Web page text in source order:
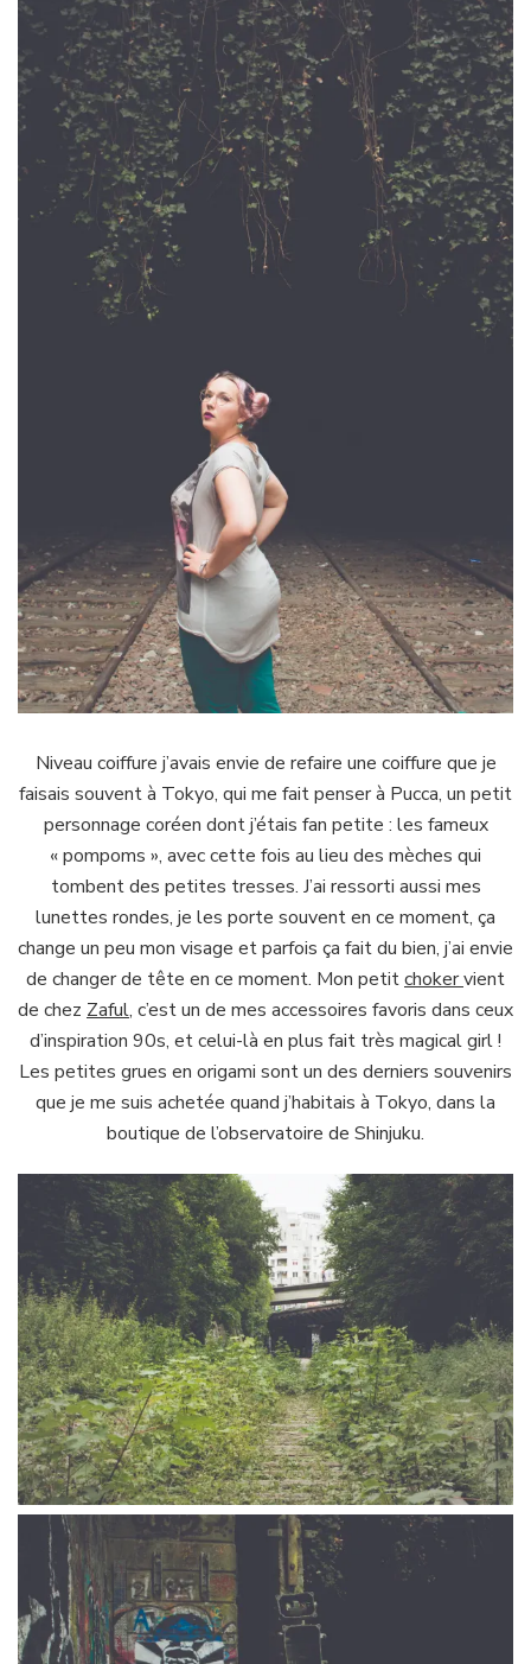
Niveau coiffure j’avais envie de refaire une coiffure que je
faisais souvent à Tokyo, qui me fait penser à Pucca, un petit
personnage coréen dont j’étais fan petite : les fameux
« pompoms », avec cette fois au lieu des mèches qui
tombent des petites tresses. J’ai ressorti aussi mes
lunettes rondes, je les porte souvent en ce moment, ça
change un peu mon visage et parfois ça fait du bien, j’ai envie
de changer de tête en ce moment. Mon petitchokervient
de chez Zaful, c’est un de mes accessoires favoris dans ceux
d’inspiration 90s, et celui-là en plus fait très magical girl !
Les petites grues en origami sont un des derniers souvenirs
que je me suis achetée quand j’habitais à Tokyo, dans la
boutique de l’observatoire de Shinjuku.